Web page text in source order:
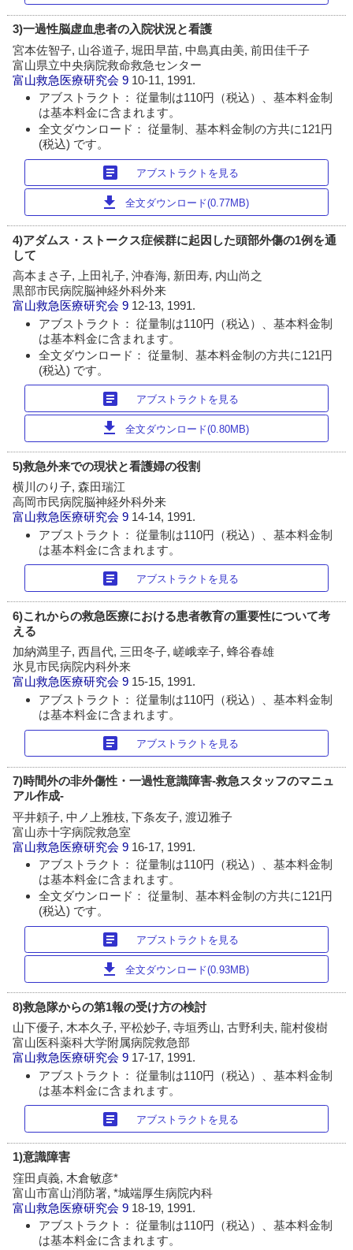
3)一過性脳虚血患者の入院状況と看護
宮本佐智子, 山谷道子, 堀田早苗, 中島真由美, 前田佳千子
富山県立中央病院救命救急センター
富山救急医療研究会 9 10-11, 1991.
アブストラクト： 従量制は110円（税込）、基本料金制
は基本料金に含まれます。
全文ダウンロード： 従量制、基本料金制の方共に121円
(税込) です。
article アブストラクトを見る
download 全文ダウンロード(0.77MB)
4)アダムス・ストークス症候群に起因した頭部外傷の1例を通
して
高本まさ子, 上田礼子, 沖春海, 新田寿, 内山尚之
黒部市民病院脳神経外科外来
富山救急医療研究会 9 12-13, 1991.
アブストラクト： 従量制は110円（税込）、基本料金制
は基本料金に含まれます。
全文ダウンロード： 従量制、基本料金制の方共に121円
(税込) です。
article アブストラクトを見る
download 全文ダウンロード(0.80MB)
5)救急外来での現状と看護婦の役割
横川のり子, 森田瑞江
高岡市民病院脳神経外科外来
富山救急医療研究会 9 14-14, 1991.
アブストラクト： 従量制は110円（税込）、基本料金制
は基本料金に含まれます。
article アブストラクトを見る
6)これからの救急医療における患者教育の重要性について考
える
加納満里子, 西昌代, 三田冬子, 嵯峨幸子, 蜂谷春雄
氷見市民病院内科外来
富山救急医療研究会 9 15-15, 1991.
アブストラクト： 従量制は110円（税込）、基本料金制
は基本料金に含まれます。
article アブストラクトを見る
7)時間外の非外傷性・一過性意識障害-救急スタッフのマニュ
アル作成-
平井頼子, 中ノ上雅枝, 下条友子, 渡辺雅子
富山赤十字病院救急室
富山救急医療研究会 9 16-17, 1991.
アブストラクト： 従量制は110円（税込）、基本料金制
は基本料金に含まれます。
全文ダウンロード： 従量制、基本料金制の方共に121円
(税込) です。
article アブストラクトを見る
download 全文ダウンロード(0.93MB)
8)救急隊からの第1報の受け方の検討
山下優子, 木本久子, 平松妙子, 寺垣秀山, 古野利夫, 龍村俊樹
富山医科薬科大学附属病院救急部
富山救急医療研究会 9 17-17, 1991.
アブストラクト： 従量制は110円（税込）、基本料金制
は基本料金に含まれます。
article アブストラクトを見る
1)意識障害
窪田貞義, 木倉敏彦*
富山市富山消防署, *城端厚生病院内科
富山救急医療研究会 9 18-19, 1991.
アブストラクト： 従量制は110円（税込）、基本料金制
は基本料金に含まれます。